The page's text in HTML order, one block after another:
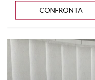
CONFRONTA
Vedi dettagli